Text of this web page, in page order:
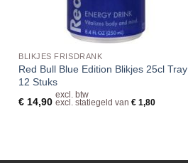
BLIKJES FRISDRANK
Red Bull Blue Edition Blikjes 25cl Tray
12 Stuks
€ 14,90
excl. btw
excl. statiegeld van€ 1,80